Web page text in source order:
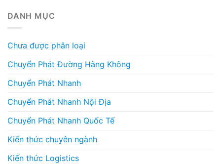
DANH MỤC
Chưa được phân loại
Chuyển Phát Đường Hàng Không
Chuyển Phát Nhanh
Chuyển Phát Nhanh Nội Địa
Chuyển Phát Nhanh Quốc Tế
Kiến thức chuyên ngành
Kiến thức Logistics